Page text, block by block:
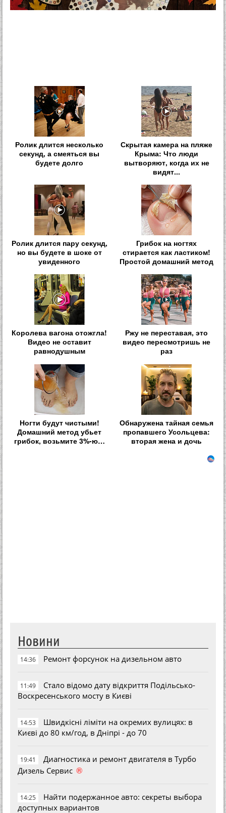
Ролик длится несколько
секунд, а смеяться вы
будете долго
Скрытая камера на пляже
Крыма: Что люди
вытворяют, когда их не
видят...
Ролик длится пару секунд,
но вы будете в шоке от
увиденного
Грибок на ногтях
стирается как ластиком!
Простой домашний метод
Королева вагона отожгла!
Видео не оставит
равнодушным
Ржу не переставая, это
видео пересмотришь не
раз
Ногти будут чистыми!
Домашний метод убьет
грибок, возьмите 3%-ю…
Обнаружена тайная семья
пропавшего Усольцева:
вторая жена и дочь
Новини
14:36 Ремонт форсунок на дизельном авто
11:49
Стало відомо дату відкриття Подільсько-
Воскресенського мосту в Києві
14:53
Швидкісні ліміти на окремих вулицях: в
Києві до 80 км/год, в Дніпрі - до 70
19:41
Диагностика и ремонт двигателя в Турбо
Дизель Сервис ®
14:25
Найти подержанное авто: секреты выбора
доступных вариантов